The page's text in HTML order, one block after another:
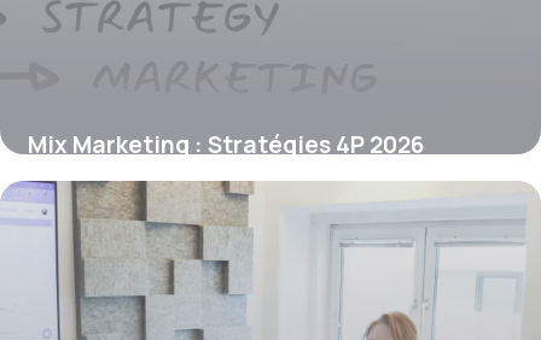
Mix Marketing : Stratégies 4P 2026
20 juin 2026